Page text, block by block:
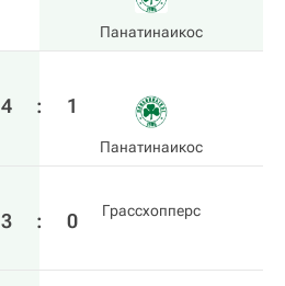
Панатинаикос
4 : 1
Панатинаикос
3 : 0 Грассхопперс